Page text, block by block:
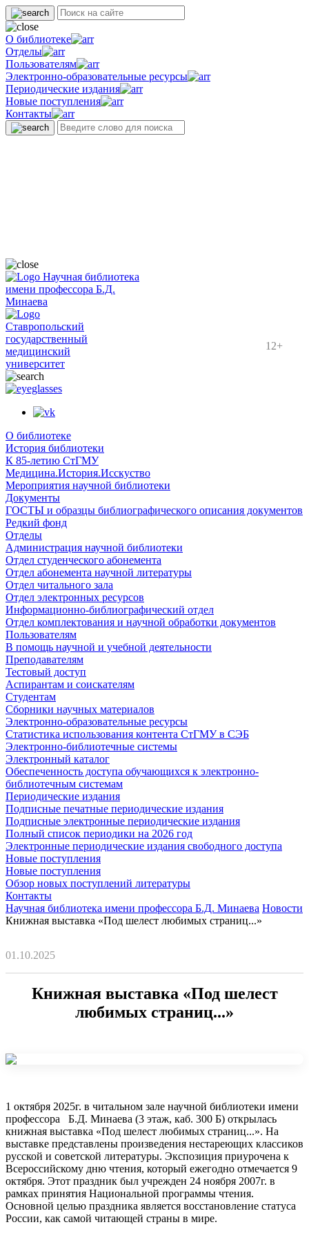
О библиотеке
Отделы
Пользователям
Электронно-образовательные ресурсы
Периодические издания
Новые поступления
Контакты
Научная библиотека
имени профессора Б.Д.
Минаева
Ставропольский
государственный
медицинский
университет
12+
О библиотеке
История библиотеки
К 85-летию СтГМУ
Медицина.История.Исскуство
Мероприятия научной библиотеки
Документы
ГОСТЫ и образцы библиографического описания документов
Редкий фонд
Отделы
Администрация научной библиотеки
Отдел студенческого абонемента
Отдел абонемента научной литературы
Отдел читального зала
Отдел электронных ресурсов
Информационно-библиографический отдел
Отдел комплектования и научной обработки документов
Пользователям
В помощь научной и учебной деятельности
Преподавателям
Тестовый доступ
Аспирантам и соискателям
Студентам
Сборники научных материалов
Электронно-образовательные ресурсы
Статистика использования контента СтГМУ в СЭБ
Электронно-библиотечные системы
Электронный каталог
Обеспеченность доступа обучающихся к электронно-
библиотечным системам
Периодические издания
Подписные печатные периодические издания
Подписные электронные периодические издания
Полный список периодики на 2026 год
Электронные периодические издания свободного доступа
Новые поступления
Новые поступления
Обзор новых поступлений литературы
Контакты
Научная библиотека имени профессора Б.Д. Минаева Новости
Книжная выставка «Под шелест любимых страниц...»
01.10.2025
Книжная выставка «Под шелест
любимых страниц...»
1 октября 2025г. в читальном зале научной библиотеки имени
профессора Б.Д. Минаева (3 этаж, каб. 300 Б) открылась
книжная выставка «Под шелест любимых страниц...». На
выставке представлены произведения нестареющих классиков
русской и советской литературы. Экспозиция приурочена к
Всероссийскому дню чтения, который ежегодно отмечается 9
октября. Этот праздник был учрежден 24 ноября 2007г. в
рамках принятия Национальной программы чтения.
Основной целью праздника является восстановление статуса
России, как самой читающей страны в мире.